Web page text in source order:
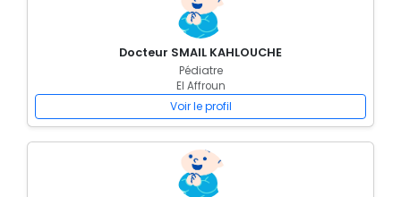
Docteur SMAIL KAHLOUCHE
Pédiatre
El Affroun
Voir le profil